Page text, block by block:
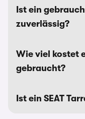
Ist ein
zuverlässig?
Wie viel kostet
gebraucht?
Ist ein SEAT